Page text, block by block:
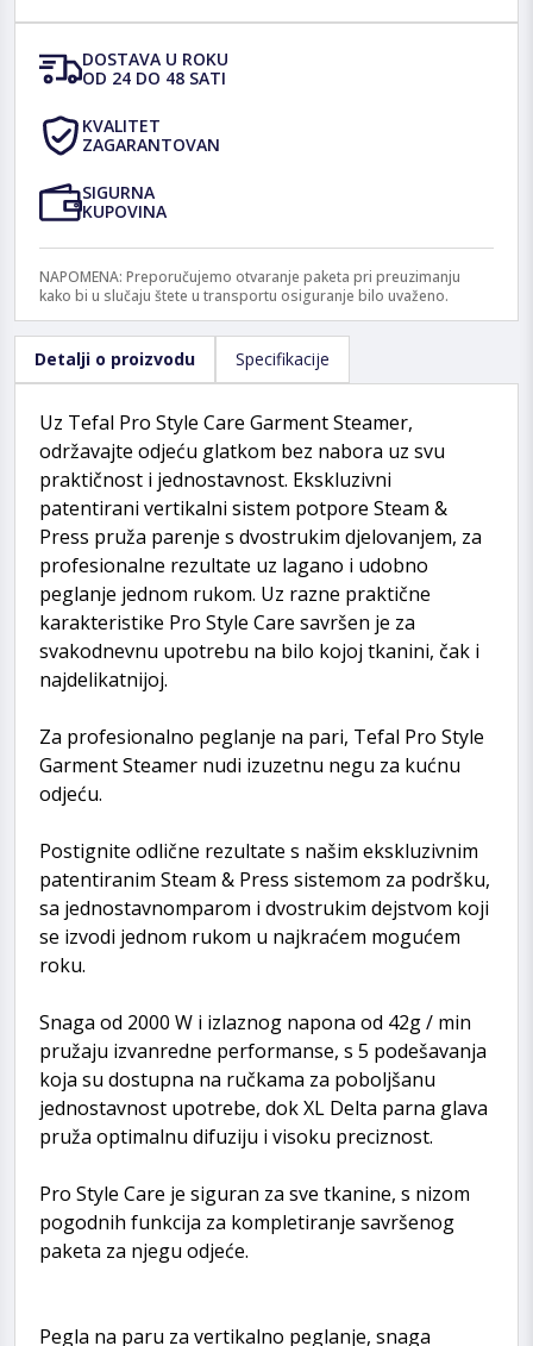
DOSTAVA U ROKU
OD 24 DO 48 SATI
KVALITET
ZAGARANTOVAN
SIGURNA
KUPOVINA
NAPOMENA: Preporučujemo otvaranje paketa pri preuzimanju
kako bi u slučaju štete u transportu osiguranje bilo uvaženo.
Detalji o proizvodu Specifikacije
Uz Tefal Pro Style Care Garment Steamer,
održavajte odjeću glatkom bez nabora uz svu
praktičnost i jednostavnost. Ekskluzivni
patentirani vertikalni sistem potpore Steam &
Press pruža parenje s dvostrukim djelovanjem, za
profesionalne rezultate uz lagano i udobno
peglanje jednom rukom. Uz razne praktične
karakteristike Pro Style Care savršen je za
svakodnevnu upotrebu na bilo kojoj tkanini, čak i
najdelikatnijoj.
Za profesionalno peglanje na pari, Tefal Pro Style
Garment Steamer nudi izuzetnu negu za kućnu
odjeću.
Postignite odlične rezultate s našim ekskluzivnim
patentiranim Steam & Press sistemom za podršku,
sa jednostavnomparom i dvostrukim dejstvom koji
se izvodi jednom rukom u najkraćem mogućem
roku.
Snaga od 2000 W i izlaznog napona od 42g / min
pružaju izvanredne performanse, s 5 podešavanja
koja su dostupna na ručkama za poboljšanu
jednostavnost upotrebe, dok XL Delta parna glava
pruža optimalnu difuziju i visoku preciznost.
Pro Style Care je siguran za sve tkanine, s nizom
pogodnih funkcija za kompletiranje savršenog
paketa za njegu odjeće.
Pegla na paru za vertikalno peglanje, snaga